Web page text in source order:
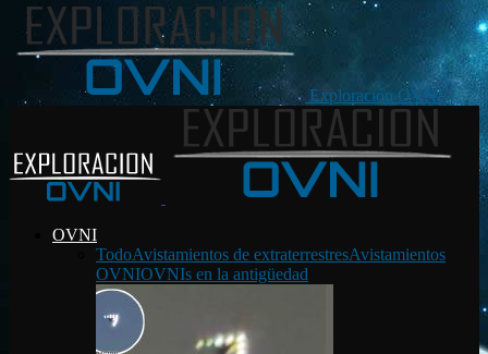
Exploración OVNI
OVNI
TodoAvistamientos de extraterrestresAvistamientos
OVNIOVNIs en la antigüedad